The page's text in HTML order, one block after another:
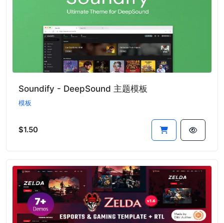
Soundify - DeepSound 主题模板
模板
$1.50